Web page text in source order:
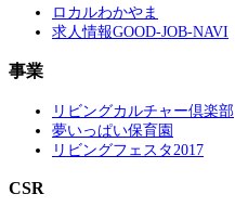
ロカルわかやま
求人情報GOOD-JOB-NAVI
事業
リビングカルチャー倶楽部
夢いっぱい保育園
リビングフェスタ2017
CSR